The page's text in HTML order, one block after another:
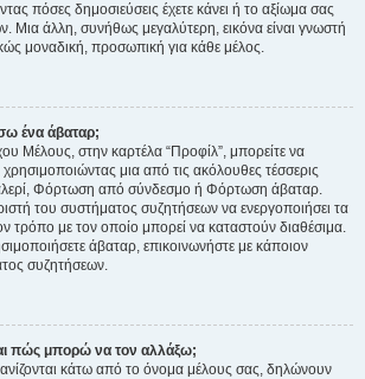
πόσες δημοσιεύσεις έχετε κάνει ή το αξίωμα σας
Μια άλλη, συνήθως μεγαλύτερη, εικόνα είναι γνωστή
μοναδική, προσωπική για κάθε μέλος.
ένα άβαταρ;
Μέλους, στην καρτέλα “Προφίλ”, μπορείτε να
μια από τις ακόλουθες τέσσερις
Φόρτωση από σύνδεσμο ή Φόρτωση άβαταρ.
του συστήματος συζητήσεων να ενεργοποιήσει τα
τρόπο με τον οποίο μπορεί να καταστούν διαθέσιμα.
άβαταρ, επικοινωνήστε με κάποιον
συζητήσεων.
πώς μπορώ να τον αλλάξω;
κάτω από το όνομα μέλους σας, δηλώνουν